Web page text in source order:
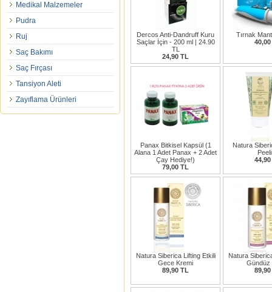
Medikal Malzemeler
Pudra
Ruj
Saç Bakımı
Saç Fırçası
Tansiyon Aleti
Zayıflama Ürünleri
Dercos Anti-Dandruff Kuru
Saçlar İçin - 200 ml | 24.90
TL
24,90 TL
Tırnak
Panax Bitkisel Kapsül (1
Alana 1 Adet Panax + 2 Adet
Çay Hediye!)
79,00 TL
Natura
Natura Siberica Lifting Etkili
Gece Kremi
89,90 TL
Natura
Gündüz